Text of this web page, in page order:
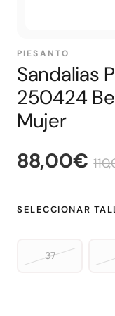
PIESANTO
Sandalias
250424
Mujer
88,00€
SELECCIONAR
37